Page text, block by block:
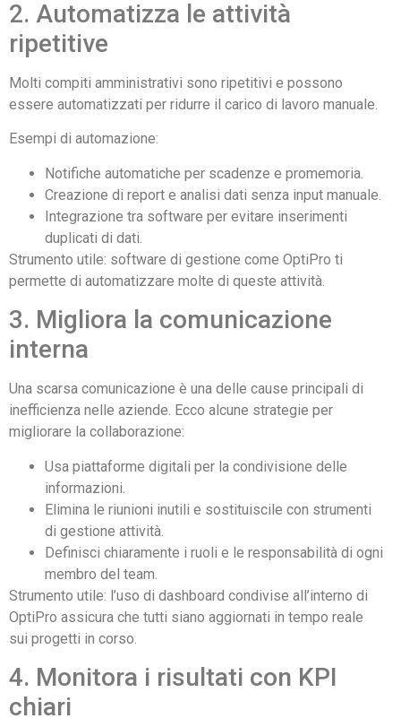
2. Automatizza le attività
ripetitive
Molti compiti amministrativi sono ripetitivi e possono
essere automatizzati per ridurre il carico di lavoro manuale.
Esempi di automazione:
Notifiche automatiche per scadenze e promemoria.
Creazione di report e analisi dati senza input manuale.
Integrazione tra software per evitare inserimenti
duplicati di dati.
Strumento utile: software di gestione come OptiPro ti
permette di automatizzare molte di queste attività.
3. Migliora la comunicazione
interna
Una scarsa comunicazione è una delle cause principali di
inefficienza nelle aziende. Ecco alcune strategie per
migliorare la collaborazione:
Usa piattaforme digitali per la condivisione delle
informazioni.
Elimina le riunioni inutili e sostituiscile con strumenti
di gestione attività.
Definisci chiaramente i ruoli e le responsabilità di ogni
membro del team.
Strumento utile: l’uso di dashboard condivise all’interno di
OptiPro assicura che tutti siano aggiornati in tempo reale
sui progetti in corso.
4. Monitora i risultati con KPI
chiari